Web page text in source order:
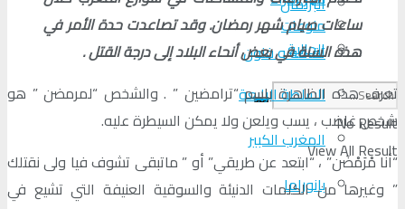
منوعات
ثقافة و فنون
No Result
View All Result
الجالية
السلطة الرابعة
المغرب الكبير
بانوراما
ساعات صيام شهر رمضان. وقد تصاعدت حدة الأمر في
هذه السنة في بعض أنحاء البلاد إلى درجة القتل .
تعرف هذه الظاهرة باسم “ترامضين ” . والشخص “لمرمضن ” هو
شخص غاضب ، يسب ويلعن ولا يمكن السيطرة عليه.
“أنا مْرَمْضَن” ، “ابتعد عن طريقي” أو ” ماتبقى تشوف فيا ولى نقتلك
” وغيرها من الكلمات الدنيئة والسوقية العنيفة التي تشيع في